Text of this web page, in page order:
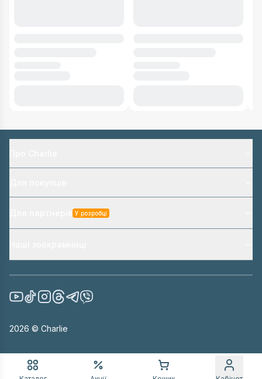
У розробці
2026 © Charlie